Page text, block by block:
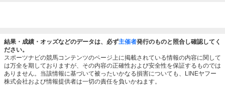
結果・成績・オッズなどのデータは、必ず主催者発行のものと照合し確認してく
ださい。
スポーツナビの競馬コンテンツのページ上に掲載されている情報の内容に関して
は万全を期しておりますが、その内容の正確性および安全性を保証するものでは
ありません。当該情報に基づいて被ったいかなる損害についても、LINEヤフー
株式会社および情報提供者は一切の責任を負いかねます。